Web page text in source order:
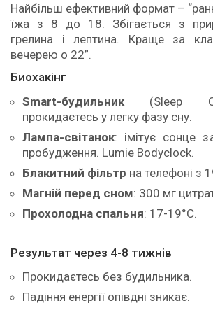
Найбільш ефективний формат –
їжа з 8 до 18. Збігається з
грелина і лептина. Краще за
вечерею о 22”.
Биохакінг
Smart-будильник (Sleep
прокидаєтесь у легку фазу сну.
Лампа-світанок: імітує сонце
пробудження. Lumie Bodyclock.
Блакитний фільтр на телефоні з
Магній перед сном: 300 мг
Прохолодна спальня: 17-19°C.
Результат через 4-8 тижнів
Прокидаєтесь без будильника.
Падіння енергії опівдні зникає.